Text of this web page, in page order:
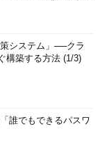
システム」──クラ
構築する方法 (1/3)
誰でもできるパスワ